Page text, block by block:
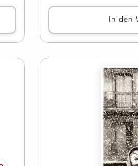
In den